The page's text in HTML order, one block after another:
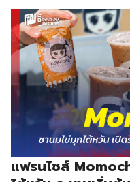
– Cha (ไอ – ฉะ) จุดเริ่มต้
ชาไข่มุกและได้มีลูกค้ามาข
ถูกปากเป็นสูตรชานำเข้าจ
ของคนไทย ในระยะเวลาเ
แฟรนไชส์ มีลูกค้าให้ความ
สาขาได้ในระยะเวลาอันร
การลงทุนแค่หลักหมื่นต้น
ใหญ่จะซื้อกันคนละ 1-2 ชุด
เดียวขายได้ 2 สาขา ช่ว
เดือน ร้านชาไข่มุก ไอ – ฉ
ชา, กาแฟ และน้ำผลไม้ ร
แฟรนไชส์